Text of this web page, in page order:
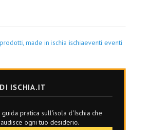
made in ischia ischiaeventi eventi
ISCHIA.IT
guida pratica sull'isola d'Ischia che
ogni tuo desiderio.